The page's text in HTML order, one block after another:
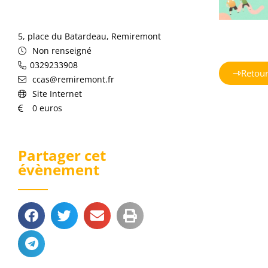
5, place du Batardeau, Remiremont
Non renseigné
0329233908
ccas@remiremont.fr
Site Internet
0 euros
Partager cet
évènement
Retour